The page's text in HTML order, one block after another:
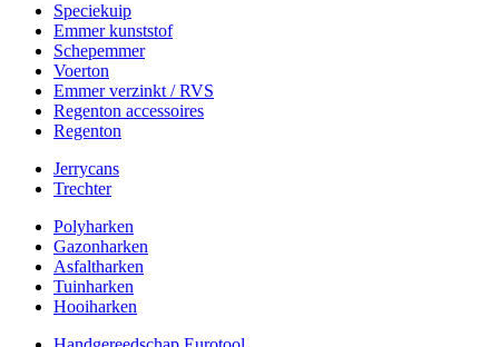
Speciekuip
Emmer kunststof
Schepemmer
Voerton
Emmer verzinkt / RVS
Regenton accessoires
Regenton
Jerrycans
Trechter
Polyharken
Gazonharken
Asfaltharken
Tuinharken
Hooiharken